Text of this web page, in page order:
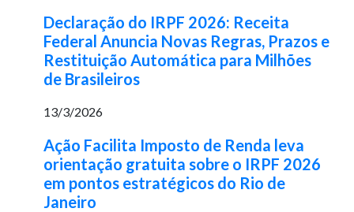
Declaração do IRPF 2026: Receita
Federal Anuncia Novas Regras, Prazos e
Restituição Automática para Milhões
de Brasileiros
13/3/2026
Ação Facilita Imposto de Renda leva
orientação gratuita sobre o IRPF 2026
em pontos estratégicos do Rio de
Janeiro